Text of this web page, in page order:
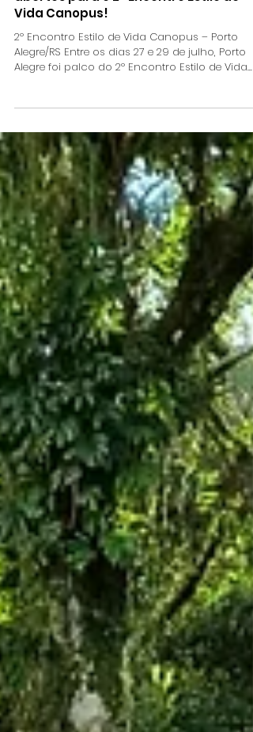
Porto Alegre nos recebeu de braços
abertos para o 2º Encontro Estilo de
Vida Canopus!
2º Encontro Estilo de Vida Canopus – Porto